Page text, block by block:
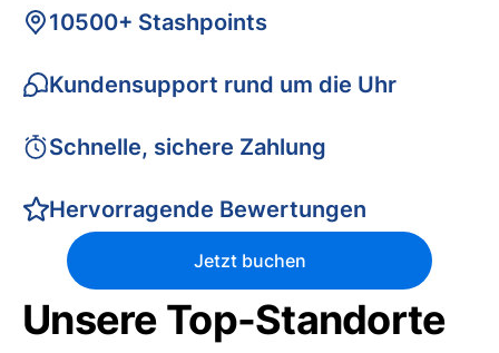
10500+ Stashpoints
Kundensupport rund um die Uhr
Schnelle, sichere Zahlung
Hervorragende Bewertungen
Jetzt buchen
Unsere Top-Standorte